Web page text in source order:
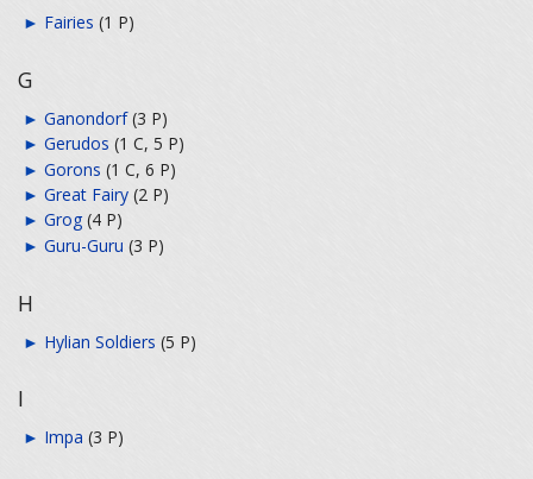
► Fairies (1 P)
G
► Ganondorf‎(3 P)
► Gerudos (1 C, 5 P)
► Gorons (1 C, 6 P)
► Great Fairy‎ (2 P)
► Grog‎ (4 P)
► Guru-Guru (3 P)
H
► Hylian Soldiers (5 P)
I
► Impa (3 P)